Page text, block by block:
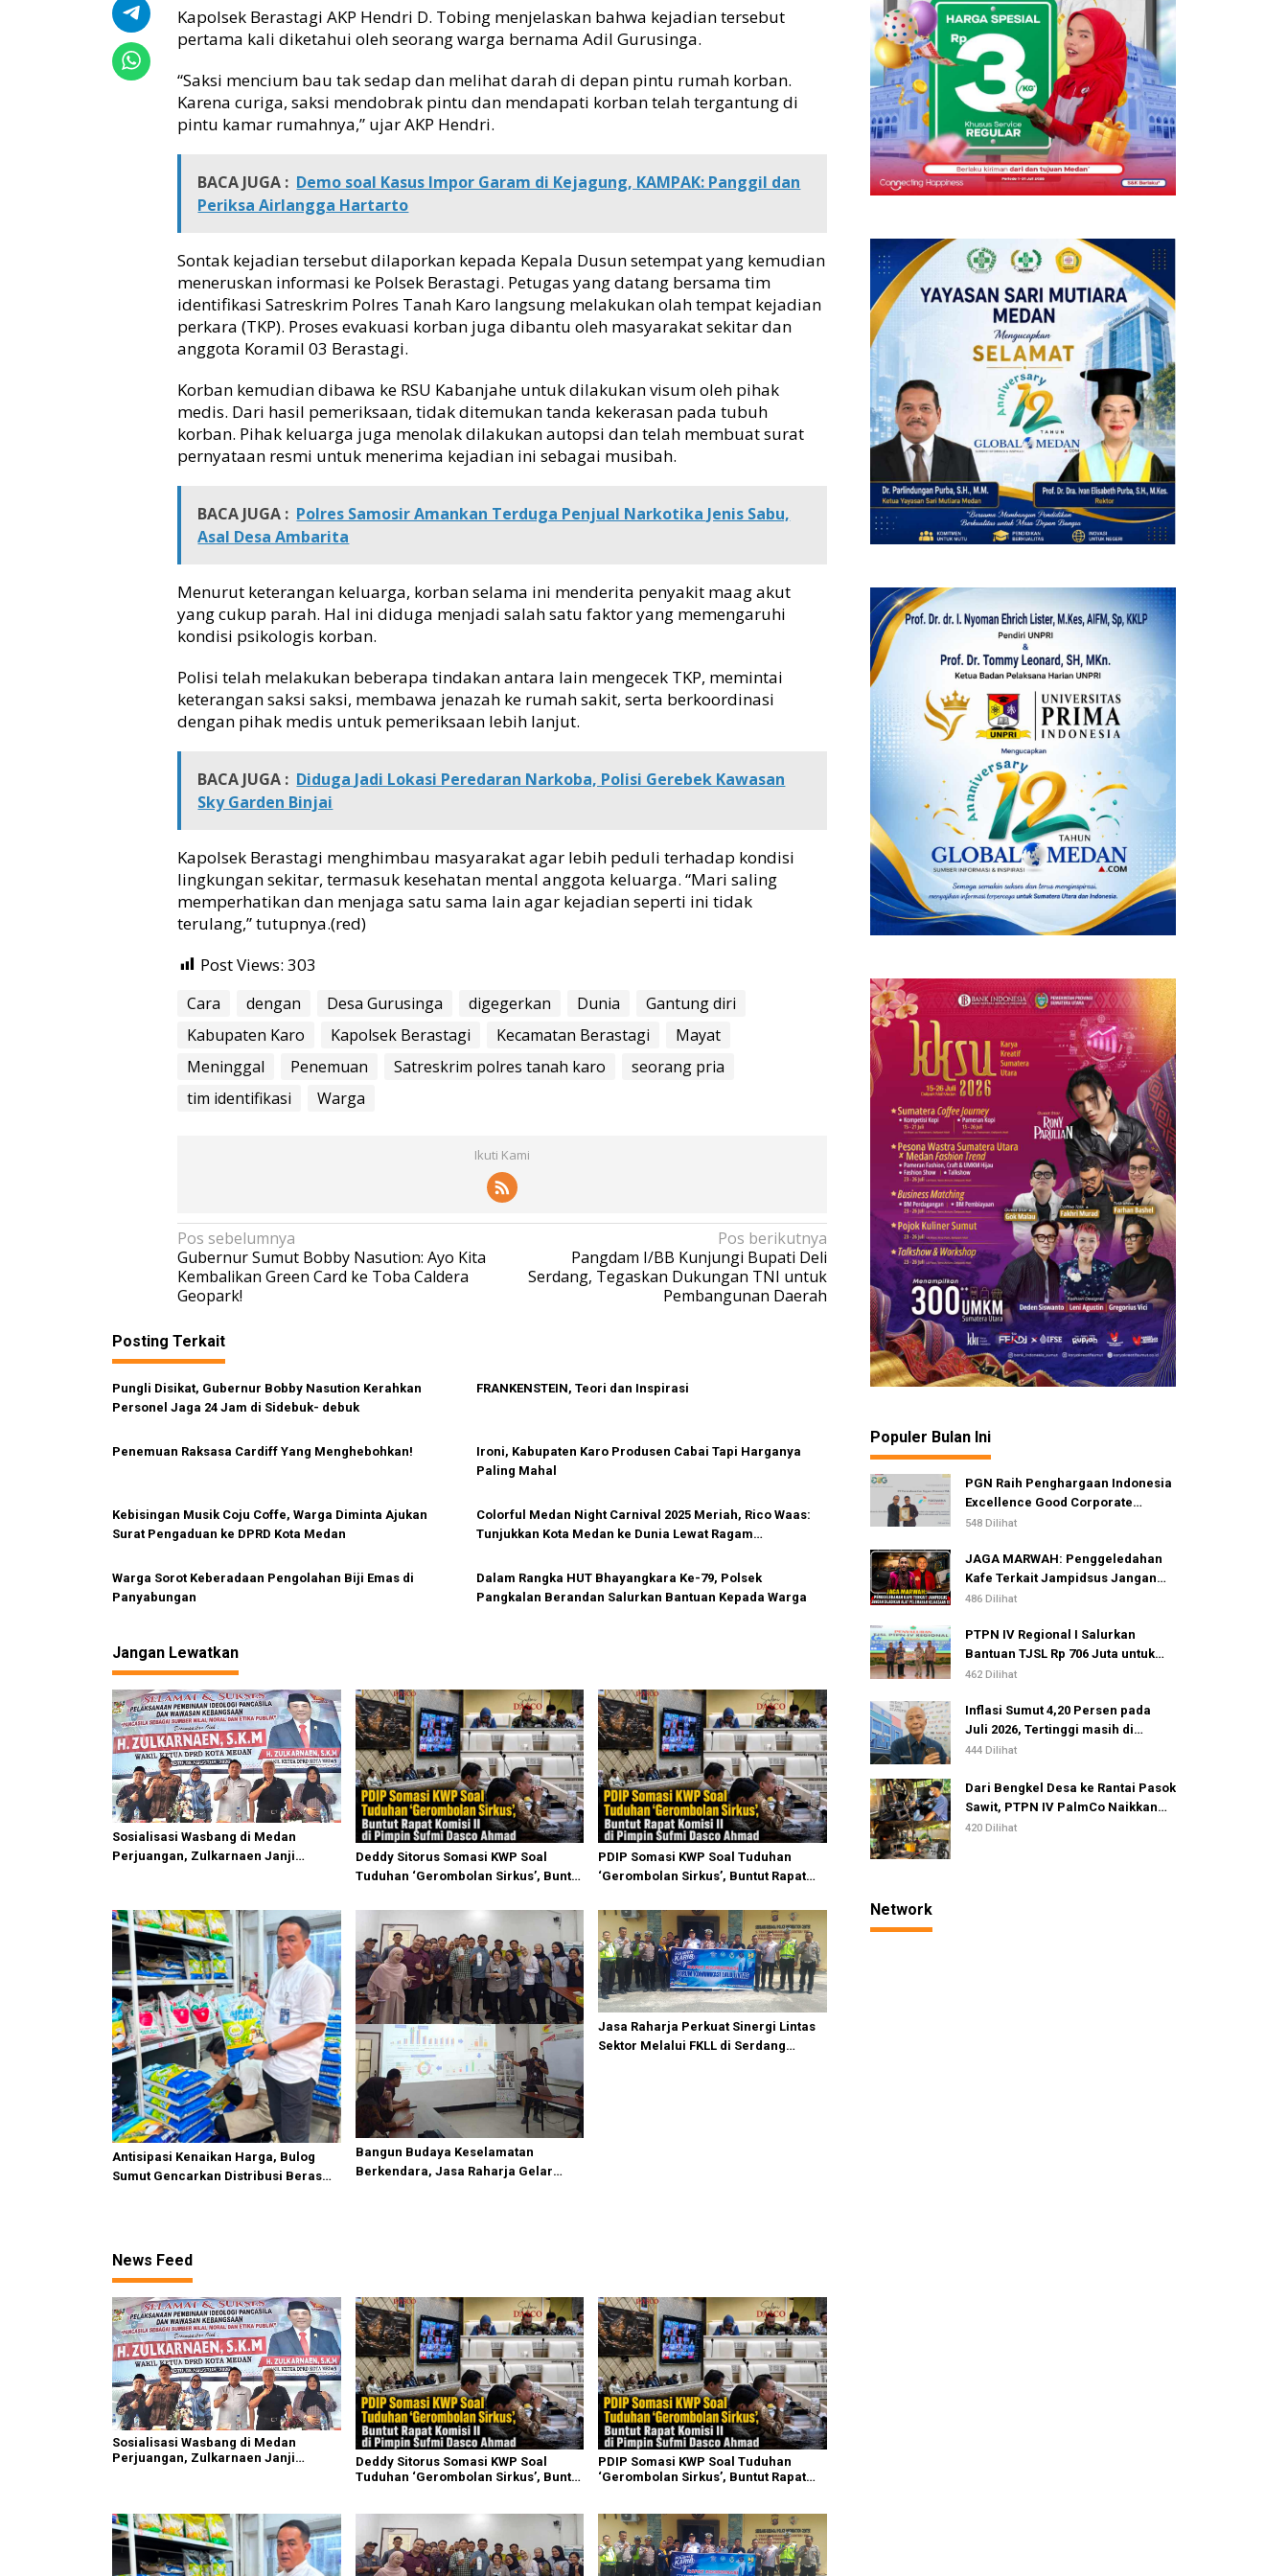
U
n
t
I
n
i
s
S
t
e
s
k
r
m
o
r
s
T
a
h
K
a
o
E
v
u
s
e
n
e
m
a
y
a
G
D
i
r
i
s
a
i
n
a
Kapolsek Berastagi AKP Hendri D. Tobing menjelaskan bahwa kejadian tersebut
pertama kali diketahui oleh seorang warga bernama Adil Gurusinga.
“Saksi mencium bau tak sedap dan melihat darah di depan pintu rumah korban.
Karena curiga, saksi mendobrak pintu dan mendapati korban telah tergantung di
pintu kamar rumahnya,” ujar AKP Hendri.
BACA JUGA : Demo soal Kasus Impor Garam di Kejagung, KAMPAK: Panggil dan
Periksa Airlangga Hartarto
Sontak kejadian tersebut dilaporkan kepada Kepala Dusun setempat yang kemudian
meneruskan informasi ke Polsek Berastagi. Petugas yang datang bersama tim
identifikasi Satreskrim Polres Tanah Karo langsung melakukan olah tempat kejadian
perkara (TKP). Proses evakuasi korban juga dibantu oleh masyarakat sekitar dan
anggota Koramil 03 Berastagi.
Korban kemudian dibawa ke RSU Kabanjahe untuk dilakukan visum oleh pihak
medis. Dari hasil pemeriksaan, tidak ditemukan tanda kekerasan pada tubuh
korban. Pihak keluarga juga menolak dilakukan autopsi dan telah membuat surat
pernyataan resmi untuk menerima kejadian ini sebagai musibah.
BACA JUGA : Polres Samosir Amankan Terduga Penjual Narkotika Jenis Sabu,
Asal Desa Ambarita
Menurut keterangan keluarga, korban selama ini menderita penyakit maag akut
yang cukup parah. Hal ini diduga menjadi salah satu faktor yang memengaruhi
kondisi psikologis korban.
Polisi telah melakukan beberapa tindakan antara lain mengecek TKP, memintai
keterangan saksi saksi, membawa jenazah ke rumah sakit, serta berkoordinasi
dengan pihak medis untuk pemeriksaan lebih lanjut.
BACA JUGA : Diduga Jadi Lokasi Peredaran Narkoba, Polisi Gerebek Kawasan
Sky Garden Binjai
Kapolsek Berastagi menghimbau masyarakat agar lebih peduli terhadap kondisi
lingkungan sekitar, termasuk kesehatan mental anggota keluarga. “Mari saling
memperhatikan dan menjaga satu sama lain agar kejadian seperti ini tidak
terulang,” tutupnya.(red)
Post Views: 303
Cara dengan Desa Gurusinga digegerkan Dunia
Gantung diri
Kabupaten Karo
Kapolsek Berastagi Kecamatan Berastagi
Mayat
Meninggal
Penemuan Satreskrim polres tanah karo
seorang pria
tim identifikasi
Warga
Ikuti Kami
N
a
v
g
a
s
p
s
Pos sebelumnya
Gubernur Sumut Bobby Nasution: Ayo Kita
Kembalikan Green Card ke Toba Caldera
Geopark!
Pos berikutnya
Pangdam I/BB Kunjungi Bupati Deli
Serdang, Tegaskan Dukungan TNI untuk
Pembangunan Daerah
Posting Terkait
Pungli Disikat, Gubernur Bobby Nasution Kerahkan
Personel Jaga 24 Jam di Sidebuk- debuk
FRANKENSTEIN, Teori dan Inspirasi
Penemuan Raksasa Cardiff Yang Menghebohkan!
Ironi, Kabupaten Karo Produsen Cabai Tapi Harganya
Paling Mahal
Kebisingan Musik Coju Coffe, Warga Diminta Ajukan
Surat Pengaduan ke DPRD Kota Medan
Colorful Medan Night Carnival 2025 Meriah, Rico Waas:
Tunjukkan Kota Medan ke Dunia Lewat Ragam
Warga Sorot Keberadaan Pengolahan Biji Emas di
Panyabungan
Dalam Rangka HUT Bhayangkara Ke-79, Polsek
Pangkalan Berandan Salurkan Bantuan Kepada Warga
Jangan Lewatkan
Sosialisasi Wasbang di Medan
Perjuangan, Zulkarnaen Janji
Deddy Sitorus Somasi KWP Soal
Tuduhan ‘Gerombolan Sirkus’, Buntut
Ahmad
PDIP Somasi KWP Soal Tuduhan
‘Gerombolan Sirkus’, Buntut Rapat
Ahmad
Antisipasi Kenaikan Harga, Bulog
Sumut Gencarkan Distribusi Beras
Bangun Budaya Keselamatan
Berkendara, Jasa Raharja Gelar
Jasa Raharja Perkuat Sinergi Lintas
Sektor Melalui FKLL di Serdang
News Feed
Sosialisasi Wasbang di Medan
Perjuangan, Zulkarnaen Janji
Deddy Sitorus Somasi KWP Soal
Tuduhan ‘Gerombolan Sirkus’, Buntut
PDIP Somasi KWP Soal Tuduhan
‘Gerombolan Sirkus’, Buntut Rapat
Populer Bulan Ini
PGN Raih Penghargaan Indonesia
Excellence Good Corporate
Governance Awards 2026
548 Dilihat
JAGA MARWAH: Penggeledahan
Kafe Terkait Jampidsus Jangan
Dijadikan Alat Pelemahan
486 Dilihat
PTPN IV Regional I Salurkan
Bantuan TJSL Rp 706 Juta untuk
Pembangunan Sosial
462 Dilihat
Inflasi Sumut 4,20 Persen pada
Juli 2026, Tertinggi masih di
Gunungsitoli
444 Dilihat
Dari Bengkel Desa ke Rantai Pasok
Sawit, PTPN IV PalmCo Naikkan
Kelas IKM Pandai Besi
420 Dilihat
Network